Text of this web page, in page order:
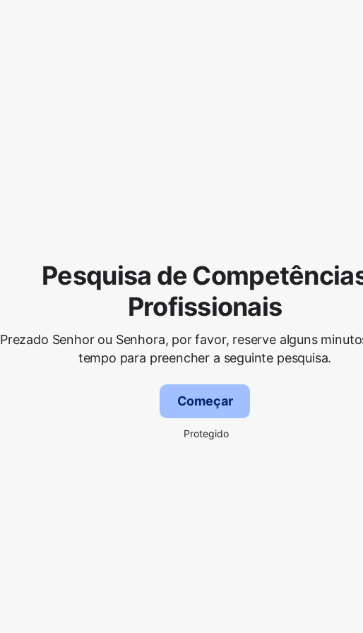
Pesquisa de
Profissionais
Prezado Senhor ou Senhora, por favor, reserve alguns
tempo para preencher a seguinte pesquisa.
Começar
Protegido